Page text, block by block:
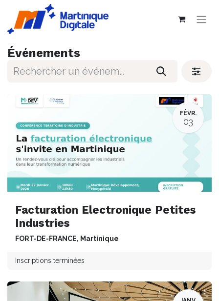
Événements
FÉVR.
03
Facturation Electronique Petites
Industries
FORT-DE-FRANCE, Martinique
Inscriptions terminées